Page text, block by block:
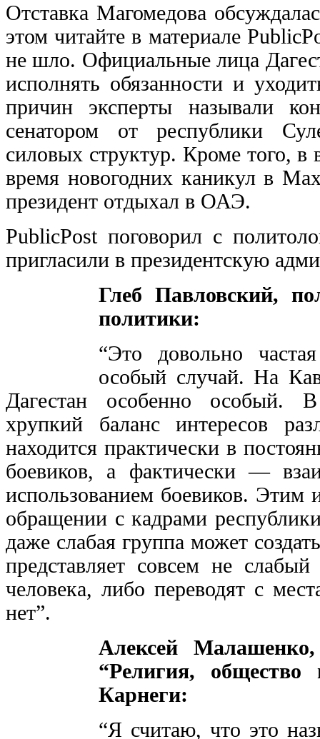
Отставка Магомедова
этом читайте в материале
не шло. Официальные лица
исполнять обязанности и
причин эксперты называли
сенатором от республики
силовых структур. Кроме того, в
время новогодних каникул в
президент отдыхал в ОАЭ.
PublicPost поговорил с
пригласили в президентскую
Глеб Павловский,
политики:
“Это довольно
особый случай. На
Дагестан особенно особый. В
хрупкий баланс интересов
находится практически в
боевиков, а фактически —
использованием боевиков. Этим
обращении с кадрами
даже слабая группа может
представляет совсем не
человека, либо переводят с
нет”.
Алексей Малашенко,
“Религия, общество
Карнеги:
“Я считаю, что это